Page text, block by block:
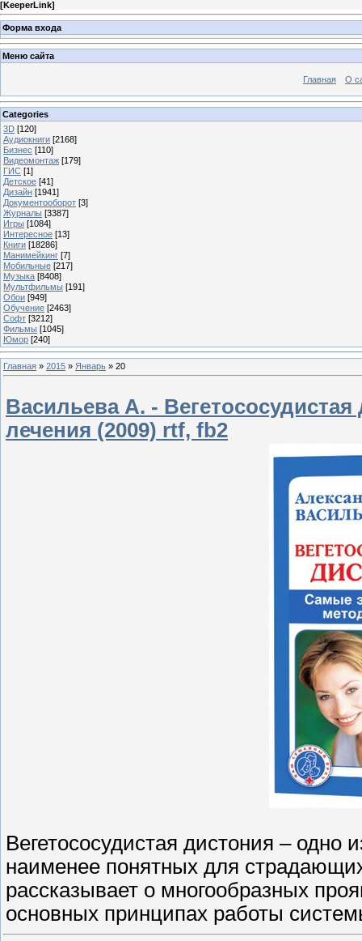
[KeeperLink]
Форма входа
Меню сайта
Главная О
Categories
3D [120]
Аудиокниги [2168]
Бизнес [110]
Видеомонтаж [179]
ГИС [1]
Детское [41]
Дизайн [1941]
Документооборот [3]
Журналы [3387]
Игры [1084]
Интересное [13]
Книги [18286]
Манимейкинг [7]
Мобильные [217]
Музыка [8408]
Мультфильмы [191]
Обои [949]
Обучение [2463]
Софт [3212]
Фильмы [1045]
Юмор [240]
Главная » 2015 » Январь » 20
Васильева А. -
лечения (2009) rtf, fb2
Вегетососудистая дистония –
наименее понятных для
рассказывает о многообразных
основных принципах работы